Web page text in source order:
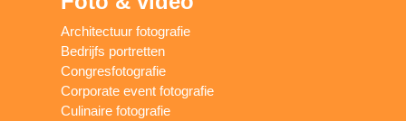
Architectuur fotografie
Bedrijfs portretten
Congresfotografie
Corporate event fotografie
Culinaire fotografie